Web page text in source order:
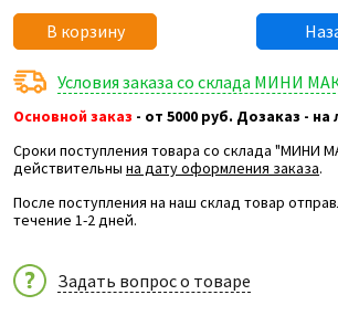
В корзину
Условия заказа со склада МИНИ
Основной заказ - от 5000 руб. Дозаказ -
Сроки поступления товара со склада "МИНИ
действительны на дату оформления заказа.
После поступления на наш склад товар
течение 1-2 дней.
Задать вопрос о товаре